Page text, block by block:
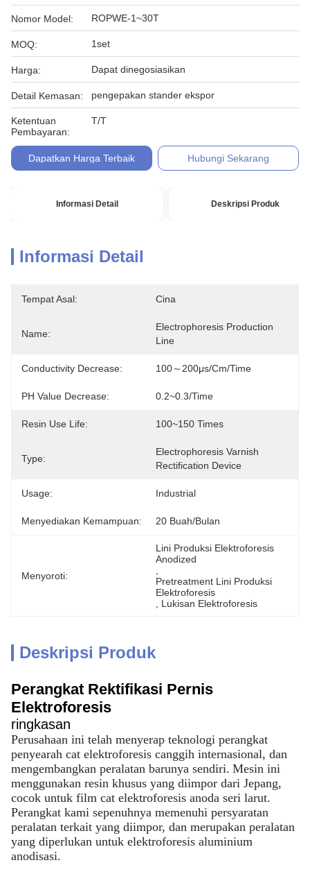
Nomor Model: ROPWE-1~30T
MOQ: 1set
Harga: Dapat dinegosiasikan
Detail Kemasan: pengepakan stander ekspor
Ketentuan
Pembayaran:
T/T
Dapatkan Harga Terbaik Hubungi Sekarang
Informasi Detail Deskripsi Produk
Informasi Detail
Tempat Asal: Cina
Name:
Electrophoresis Production
Line
Conductivity Decrease: 100～200μs/cm/time
PH Value Decrease: 0.2~0.3/time
Resin Use Life: 100~150 Times
Type:
Electrophoresis Varnish
Rectification Device
Usage: Industrial
Menyediakan Kemampuan: 20 Buah/bulan
Menyoroti:
Lini Produksi Elektroforesis
Anodized
Pretreatment Lini Produksi
Elektroforesis
Lukisan Elektroforesis
Deskripsi Produk
Perangkat Rektifikasi Pernis
Elektroforesis
ringkasan
Perusahaan ini telah menyerap teknologi perangkat
penyearah cat elektroforesis canggih internasional, dan
mengembangkan peralatan barunya sendiri. Mesin ini
menggunakan resin khusus yang diimpor dari Jepang,
cocok untuk film cat elektroforesis anoda seri larut.
Perangkat kami sepenuhnya memenuhi persyaratan
peralatan terkait yang diimpor, dan merupakan peralatan
yang diperlukan untuk elektroforesis aluminium
anodisasi.